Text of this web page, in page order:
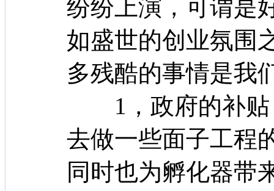
纷纷上演，可谓是
如盛世的创业氛围
多残酷的事情是我
1，政府的补贴
去做一些面子工程
同时也为孵化器带